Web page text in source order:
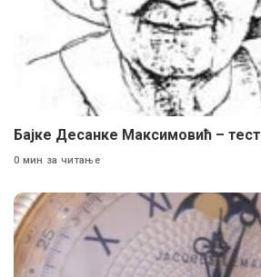
Бајке Десанке Максимовић – тест
0 мин за читање